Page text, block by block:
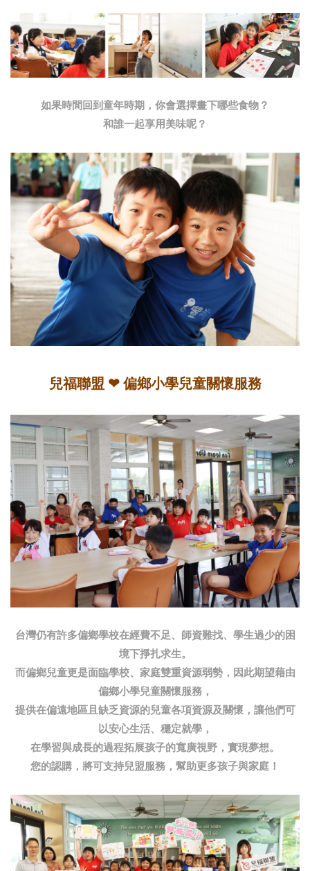
如果時間回到童年時期，你會選擇畫下哪些食物？
和誰一起享用美味呢？
兒福聯盟 ❤︎ 偏鄉小學兒童關懷服務
台灣仍有許多偏鄉學校在經費不足、師資難找、學生過少的困
境下掙扎求生。
而偏鄉兒童更是面臨學校、家庭雙重資源弱勢，因此期望藉由
偏鄉小學兒童關懷服務，
提供在偏遠地區且缺乏資源的兒童各項資源及關懷，讓他們可
以安心生活、穩定就學，
在學習與成長的過程拓展孩子的寬廣視野，實現夢想。
您的認購，將可支持兒盟服務，幫助更多孩子與家庭！